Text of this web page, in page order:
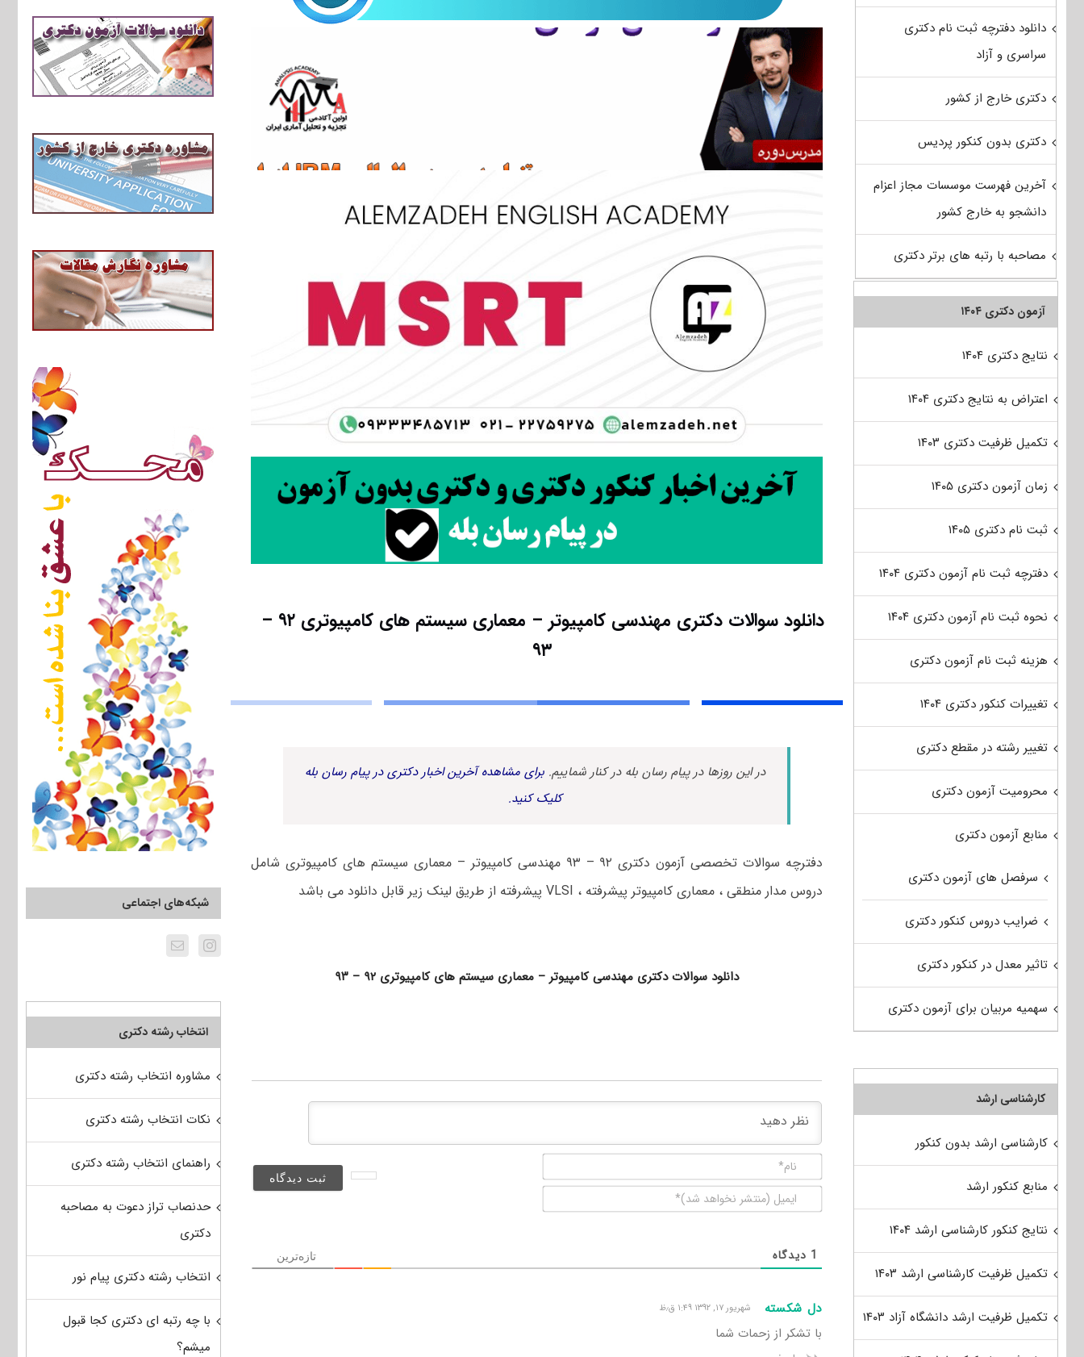
دانلود سوالات دکتری مهندسی کامپیوتر – معماری سیستم های کامپیوتری ۹۲ –
۹۳
در این روزها در پیام رسان بله در کنار شماییم. برای مشاهده آخرین اخبار دکتری در پیام رسان بله
کلیک کنید.
دفترچه سوالات تخصصی آزمون دکتری ۹۲ – ۹۳ مهندسی کامپیوتر – معماری سیستم های کامپیوتری شامل
دروس مدار منطقی ، معماری کامپیوتر پیشرفته ، VLSI پیشرفته از طریق لینک زیر قابل دانلود می باشد
دانلود سوالات دکتری مهندسی کامپیوتر – معماری سیستم های کامپیوتری ۹۲ – ۹۳
(منتشر
1 دیدگاه تازه‌ترین
دل شکسته شهریور ۱۷, ۱۳۹۲ ۱:۴۹ ق٫ظ
با تشکر از زحمات شما
شبکه‌های اجتماعی
انتخاب رشته دکتری
مشاوره انتخاب رشته دکتری
نکات انتخاب رشته دکتری
راهنمای انتخاب رشته دکتری
حدنصاب تراز دعوت به مصاحبه
دکتری
انتخاب رشته دکتری پیام نور
با چه رتبه ای دکتری کجا قبول
میشم؟
دانلود دفترچه ثبت نام دکتری
سراسری و آزاد
دکتری خارج از کشور
دکتری بدون کنکور پردیس
آخرین فهرست موسسات مجاز اعزام
دانشجو به خارج کشور
مصاحبه با رتبه های برتر دکتری
آزمون دکتری ۱۴۰۴
نتایج دکتری ۱۴۰۴
اعتراض به نتایج دکتری ۱۴۰۴
تکمیل ظرفیت دکتری ۱۴۰۳
زمان آزمون دکتری ۱۴۰۵
ثبت نام دکتری ۱۴۰۵
دفترچه ثبت نام آزمون دکتری ۱۴۰۴
نحوه ثبت نام آزمون دکتری ۱۴۰۴
هزینه ثبت نام آزمون دکتری
تغییرات کنکور دکتری ۱۴۰۴
تغییر رشته در مقطع دکتری
محرومیت آزمون دکتری
منابع آزمون دکتری
سرفصل های آزمون دکتری
ضرایب دروس کنکور دکتری
تاثیر معدل در کنکور دکتری
سهمیه مربیان برای آزمون دکتری
کارشناسی ارشد
کارشناسی ارشد بدون کنکور
منابع کنکور ارشد
نتایج کنکور کارشناسی ارشد ۱۴۰۴
تکمیل ظرفیت کارشناسی ارشد ۱۴۰۳
تکمیل ظرفیت ارشد دانشگاه آزاد ۱۴۰۳